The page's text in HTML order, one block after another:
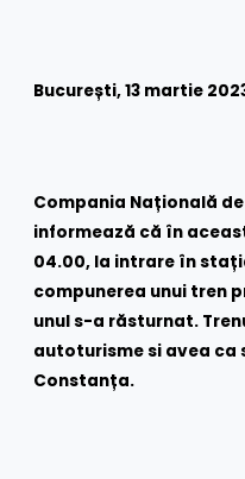
București, 13 martie
Compania Națională de
informează că în
04.00, la intrare în
compunerea unui tren
unul s-a răsturnat.
autoturisme si avea
Constanța.